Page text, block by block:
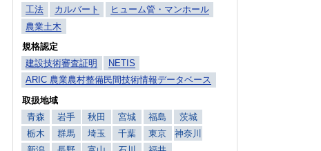
工法
カルバート
ヒューム管・マンホール
農業土木
規格認定
建設技術審査証明
NETIS
ARIC 農業農村整備民間技術情報データベース
取扱地域
青森
岩手 秋田 宮城 福島
茨城
栃木
群馬 埼玉 千葉 東京
神奈川